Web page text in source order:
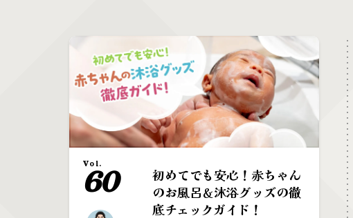
初めてでも安心！赤ちゃん
のお風呂＆沐浴グッズの徹
底チェックガイド！
Vol.
60